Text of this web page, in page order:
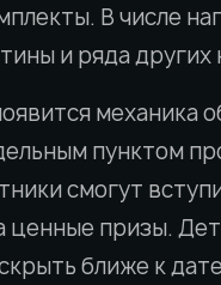
В числе
и ряда
механика
пунктом
смогут
ценные призы.
ближе к